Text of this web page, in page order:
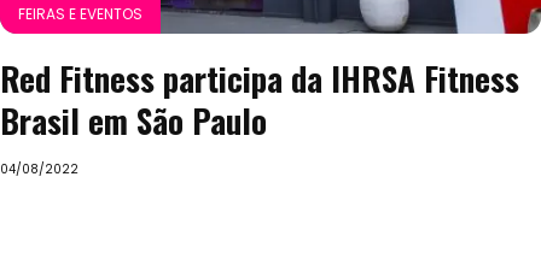
FEIRAS E EVENTOS
Red Fitness participa da IHRSA Fitness
Brasil em São Paulo
04/08/2022